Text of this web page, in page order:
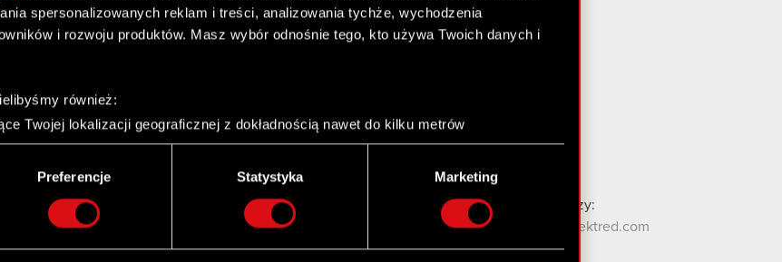
spersonalizowanych reklam i treści, analizowania tychże, wychodzenia
i rozwoju produktów. Masz wybór odnośnie tego, kto używa Twoich danych i
również:
Twojej lokalizacji geograficznej z dokładnością nawet do kilku metrów
aktywnie analizując charakteryzującego je zbiory danych (fingerprinting,
jak Twoje osobiste dane są przetwarzane oraz ustaw własne preferencje w
cookie możesz zmienić lub wycofać swoją zgodę w dowolnej chwili.
treści i reklam, aby oferować funkcje społecznościowe i
Preferencje Statystyka Marketing
Widmo
Gra
CD PROJEKT S.A.
ul. Jagiellońska 74
recepcja@cdprojekt.com
Wsparcie techniczne:
Media i inwestorzy:
media@cdprojektred.com
Kontakt ESG:
esg@cdprojekt.com
Kontakt dla społeczności graczy:
contact.community@cdprojektred.com